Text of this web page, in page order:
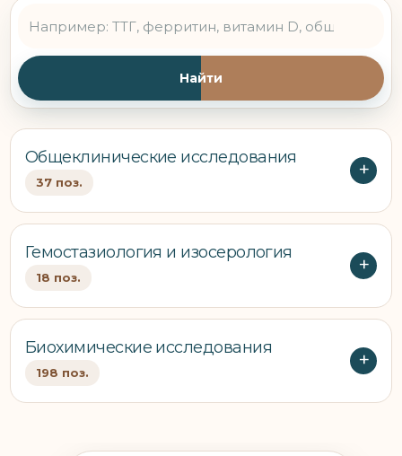
Найти
Общеклинические исследования
37 поз.
Гемостазиология и изосерология
18 поз.
Биохимические исследования
198 поз.